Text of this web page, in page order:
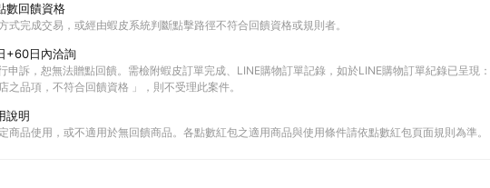
數回饋資格
式完成交易，或經由蝦皮系統判斷點擊路徑不符合回饋資格或規則者。
+60日內洽詢
申訴，恕無法贈點回饋。需檢附蝦皮訂單完成、LINE購物訂單記錄，如於LINE購物訂單紀錄已呈現：
之品項，不符合回饋資格 」，則不受理此案件。
說明
商品使用，或不適用於無回饋商品。各點數紅包之適用商品與使用條件請依點數紅包頁面規則為準。